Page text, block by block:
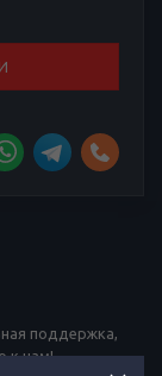
Тебе помогут